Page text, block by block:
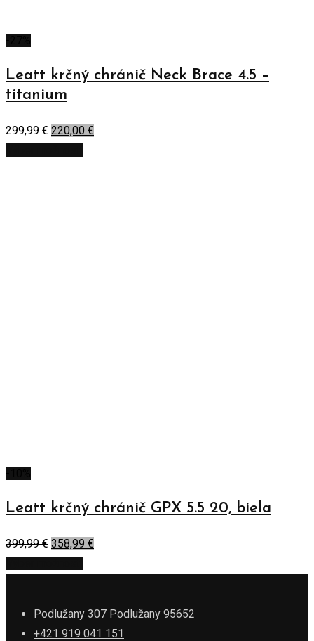
Leatt krčný chránič Neck Brace 4.5 –
titanium
299,99€ 220,00 €
Leatt krčný chránič GPX 5.5 20, biela
399,99€ 358,99 €
Podlužany 307 Podlužany 95652
+421 919 041 151